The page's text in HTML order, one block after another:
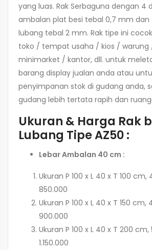
yang luas. Rak Serbaguna dengan 4
ambalan plat besi tebal 0,7 mm dan
lubang tebal 2 mm. Rak tipe ini
toko / tempat usaha / kios /
minimarket / kantor, dll. untuk
barang display jualan anda atau
penyimpanan stok di gudang anda,
gudang lebih tertata rapih dan
Ukuran & Harga Rak
Lubang Tipe AZ50 :
Lebar Ambalan 40 cm :
Ukuran P 100 x L 40 x T 100 cm,
850.000
Ukuran P 100 x L 40 x T 150 cm,
900.000
Ukuran P 100 x L 40 x T 200 cm,
1.150.000